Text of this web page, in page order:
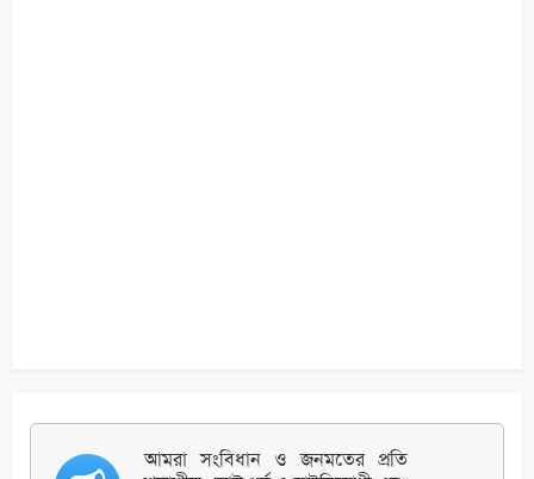
আমরা সংবিধান ও জনমতের প্রতি